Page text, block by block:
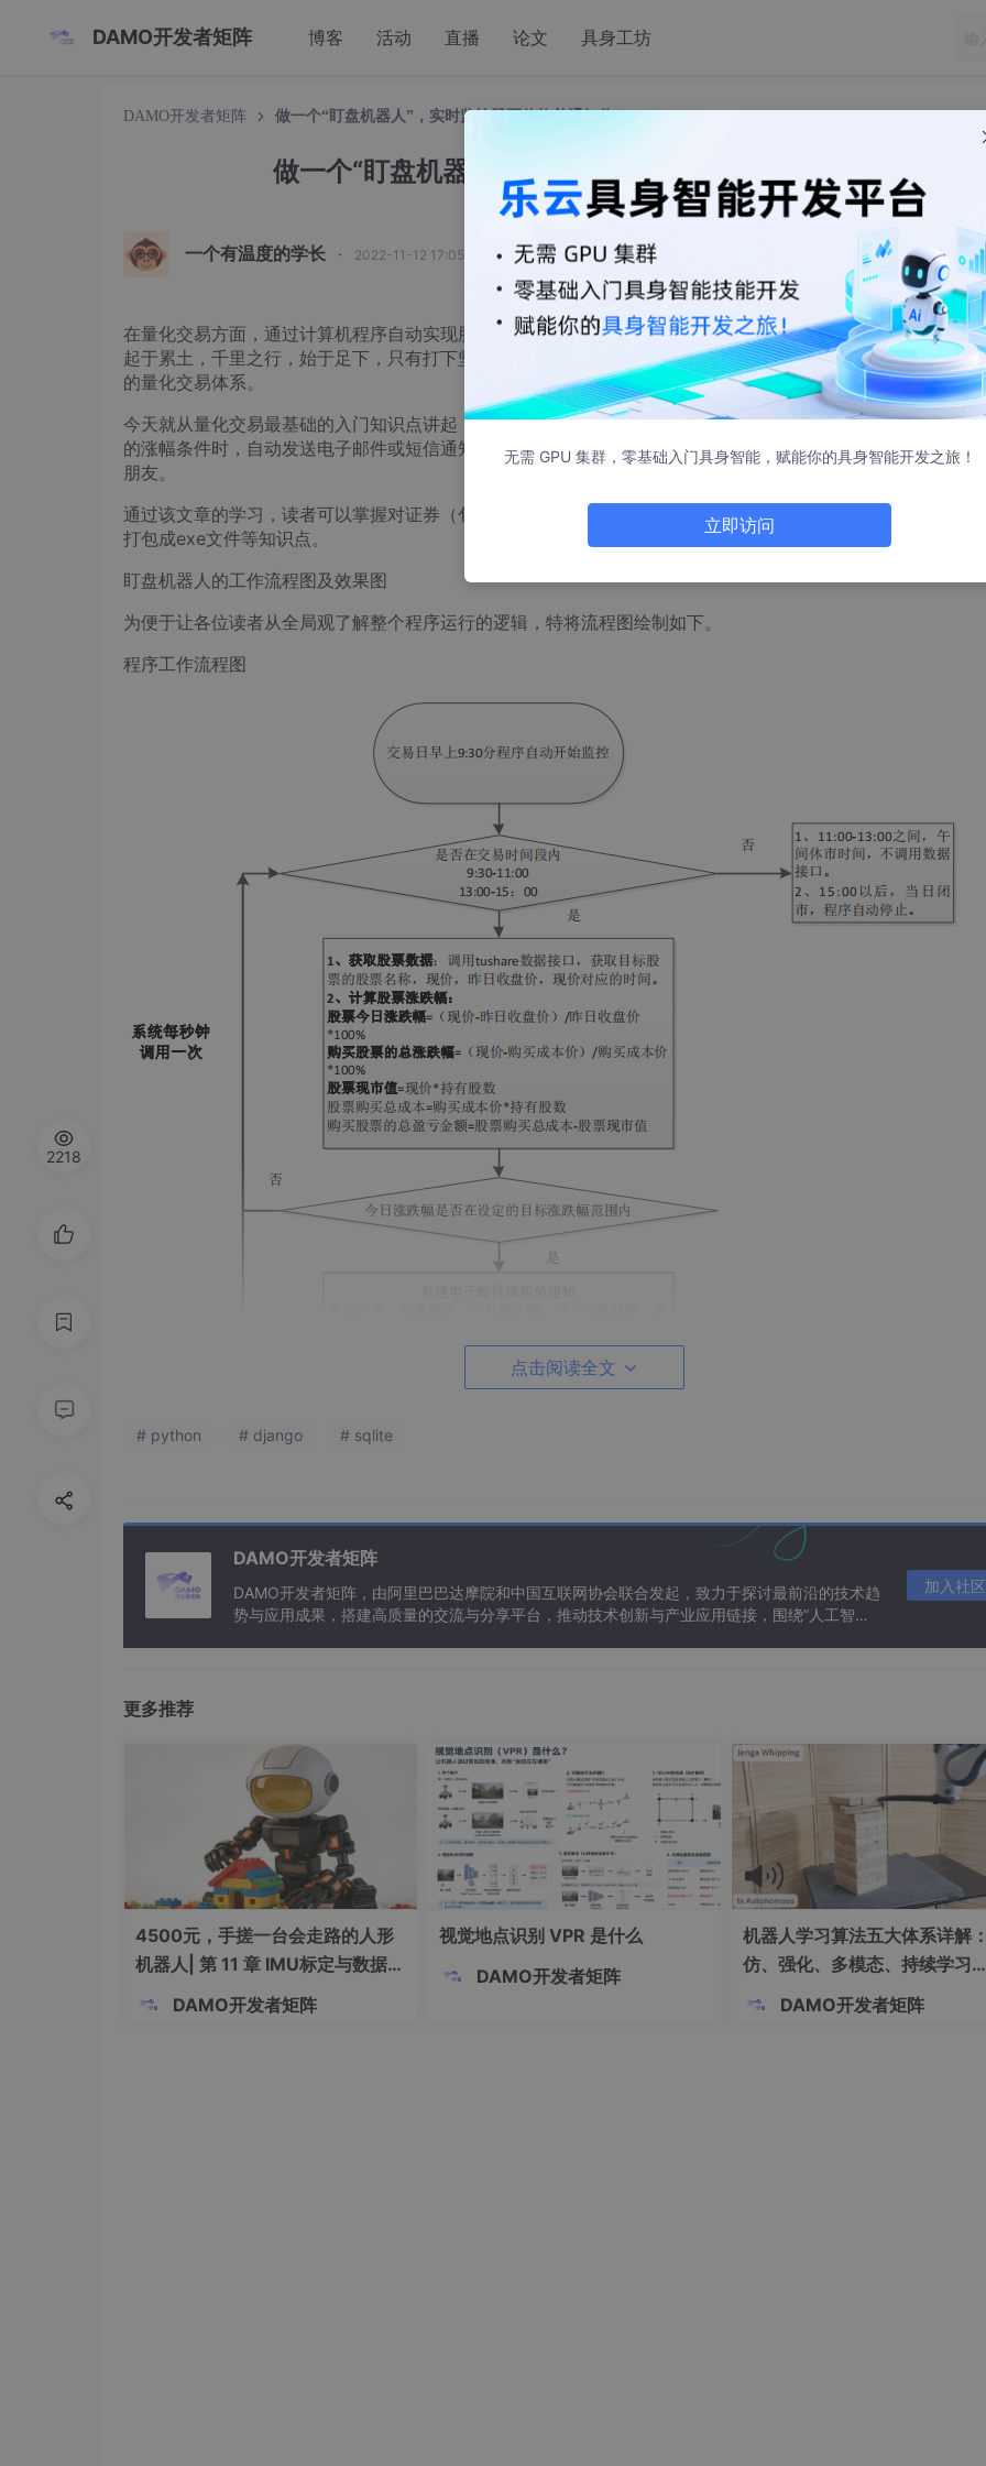
DAMO开发者矩阵 博客 活动 直播 论文 具身工坊
DAMO开发者矩阵 做一个“盯盘机器人”，实时监控股票价格并通知你！
做一个“盯盘机器人”，实时监控股票价格并通知你！
一个有温度的学长 · 2022-11-12 17:05:54 发布
在量化交易方面，通过计算机程序自动实现股票盯盘与找到买卖信号，应该是很多人都比较向往的吧。但九层
起于累土，千里之行，始于足下，只有打下坚实的基础，将各个知识点逐一突破后加以综合运用，才能构建自
的量化交易体系。
今天就从量化交易最基础的入门知识点讲起，通过Python程序，编写股票价格实时盯盘的机器人，当股价触发
的涨幅条件时，自动发送电子邮件或短信通知到投资者，这一场景可运用于平时喜欢炒股，但是没有时间盯盘
朋友。
通过该文章的学习，读者可以掌握对证券（包括股票和基金）实时价格的获取、电子邮件发送、程序定时运行
打包成exe文件等知识点。
盯盘机器人的工作流程图及效果图
为便于让各位读者从全局观了解整个程序运行的逻辑，特将流程图绘制如下。
程序工作流程图
例如： 2021年7月19日，所监控的目标股票三峡能源（证券交易代码：600905）因某时点的涨跌幅达到监控
1、自动隐藏，随意拖动，透明显示。
2、可自动配置显示股票代码，隐藏股票助手意图，防止被发现。
点击阅读全文
# python # django # sqlite
DAMO开发者矩阵
DAMO开发者矩阵，由阿里巴巴达摩院和中国互联网协会联合发起，致力于探讨最前沿的技术趋
势与应用成果，搭建高质量的交流与分享平台，推动技术创新与产业应用链接，围绕“人工智能
加入社区
更多推荐
4500元，手搓一台会走路的人形
机器人| 第 11 章 IMU标定与数据滤
DAMO开发者矩阵
视觉地点识别 VPR 是什么
DAMO开发者矩阵
机器人学习算法五大体系详解
仿、强化、多模态、持续学习
DAMO开发者矩阵
2218
无需 GPU 集群，零基础入门具身智能，赋能你的具身智能开发之旅！
立即访问